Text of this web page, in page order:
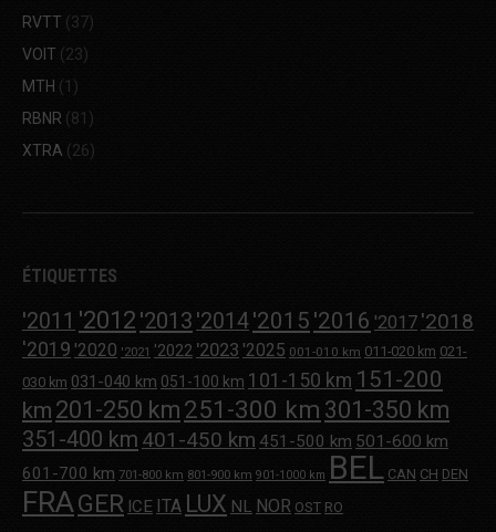
RVTT (37)
VOIT (23)
MTH (1)
RBNR (81)
XTRA (26)
ÉTIQUETTES
'2011 '2012 '2013 '2014'2015 '2016 '2017 '2018
'2019 '2020 '2021 '2022 '2023 '2025 001-010 km 011-020 km 021-
030 km 031-040 km 051-100 km 101-150 km 151-200
km 201-250 km 251-300 km 301-350 km
351-400 km 401-450 km 451-500 km 501-600 km
601-700 km 701-800 km 801-900 km 901-1000 km BEL CAN CH DEN
FRAGER ICE ITA LUX NL NOR OST RO